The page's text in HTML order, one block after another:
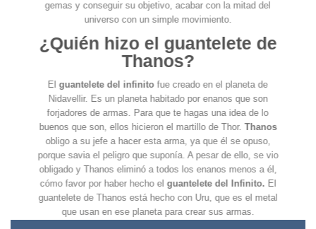
gemas y conseguir su objetivo, acabar con la mitad del
universo con un simple movimiento.
¿Quién hizo el guantelete de
Thanos?
El guantelete del infinito fue creado en el planeta de
Nidavellir. Es un planeta habitado por enanos que son
forjadores de armas. Para que te hagas una idea de lo
buenos que son, ellos hicieron el martillo de Thor.Thanos
obligo a su jefe a hacer esta arma, ya que él se opuso,
porque savia el peligro que suponía. A pesar de ello, se vio
obligado y Thanos eliminó a todos los enanos menos a él,
cómo favor por haber hecho el guantelete del Infinito. El
guantelete de Thanos está hecho con Uru, que es el metal
que usan en ese planeta para crear sus armas.